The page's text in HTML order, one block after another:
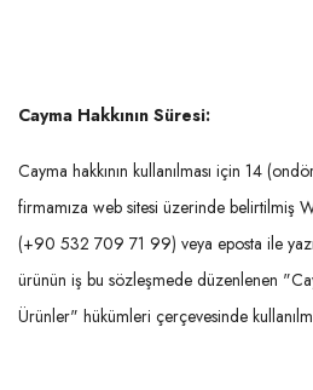
Cayma Hakkının Süresi:
Cayma hakkının kullanılması için 14
firmamıza web sitesi üzerinde belirtilmiş
(+90 532 709 71 99) veya eposta ile
ürünün iş bu sözleşmede düzenlenen
Ürünler" hükümleri çerçevesinde